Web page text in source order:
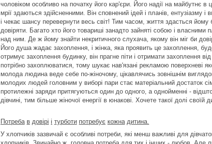
чоловіком особливо на початку його кар'єри. Його надії на майбутнє
мрії здаються здійсненними. Він сповнений ідей і планів, ентузіазму і
і чекає шансу перевернути весь світ! Тим часом, життя здасться
довіряти. Багато хто його товариші занадто зайняті собою і
над ним. Де ж йому знайти некритичного слухача, якому він міг би
Його душа жадає захоплення, і жінка, яка проявить це захоплення,
отримує захоплення будинку, він прагне піти і отримати захоплення
потрібно захоплюватися, тому шукає нав'язані рекламою поверхневі
молода людина веде себе по-жіночому, цікавлячись зовнішнім
молодих людей головним у виборі пари стає матеріальний достаток
протилежні заряди притягуються один до одного, а однойменні -
дівчині, тим більше жіночої енергії в юнакові. Хочете такої долі своїй
Потреба в довірі і турботи потребує кожна дитина.
У хлопчиків зазвичай є особливі потреби, які менш важливі для